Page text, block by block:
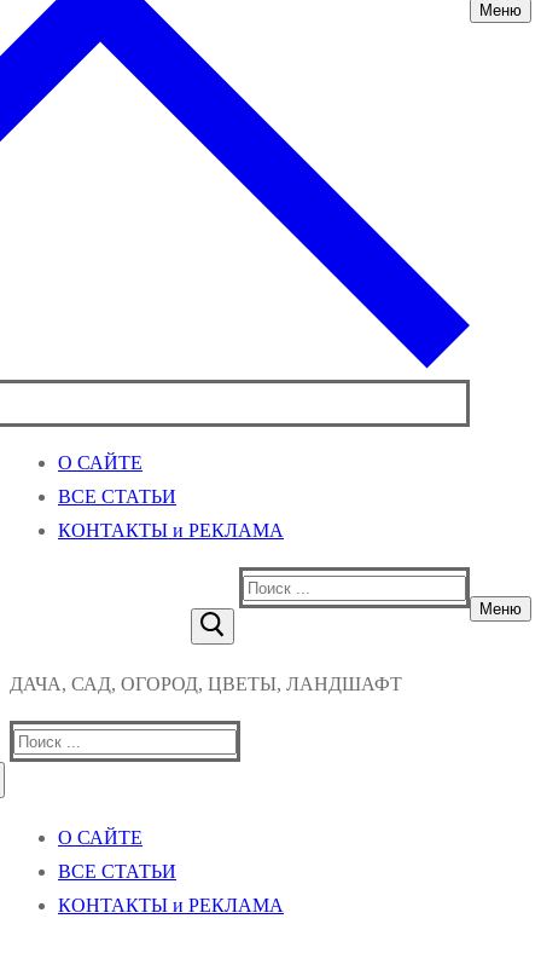
Меню
О САЙТЕ
ВСЕ СТАТЬИ
КОНТАКТЫ и РЕКЛАМА
Найти:
Меню
ДАЧА, САД, ОГОРОД, ЦВЕТЫ, ЛАНДШАФТ
Найти:
О САЙТЕ
ВСЕ СТАТЬИ
КОНТАКТЫ и РЕКЛАМА